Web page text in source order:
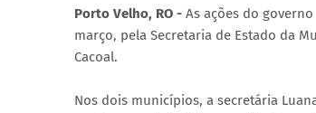
Porto Velho, RO - As ações do
março, pela Secretaria de Estado da
Cacoal.
Nos dois municípios, a secretária